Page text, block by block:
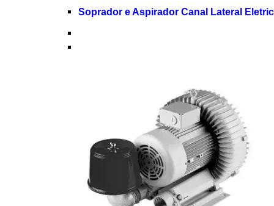
Soprador e Aspirador Canal Lateral